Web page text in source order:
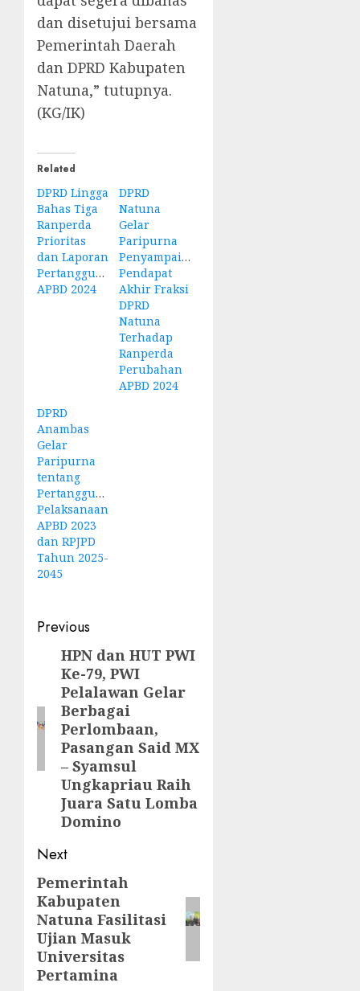
dan disetujui bersama
Pemerintah Daerah
dan DPRD Kabupaten
Natuna,” tutupnya.
(KG/IK)
Related
DPRD Lingga
Bahas Tiga
Ranperda
Prioritas
dan Laporan
Pertanggungjawaban
APBD 2024
DPRD
Natuna
Gelar
Paripurna
Penyampaian
Pendapat
Akhir Fraksi
DPRD
Natuna
Terhadap
Ranperda
Perubahan
APBD 2024
DPRD
Anambas
Gelar
Paripurna
tentang
Pertanggungjawaban
Pelaksanaan
APBD 2023
dan RPJPD
Tahun 2025-
2045
Post
navigation
Previous
Previous
post:
HPN dan HUT PWI
Ke-79, PWI
Pelalawan Gelar
Berbagai
Perlombaan,
Pasangan Said MX
– Syamsul
Ungkapriau Raih
Juara Satu Lomba
Domino
Next
Next
post:
Pemerintah
Kabupaten
Natuna Fasilitasi
Ujian Masuk
Universitas
Pertamina